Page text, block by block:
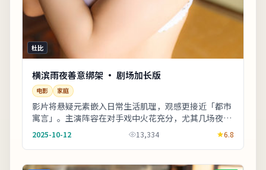
杜比
横滨雨夜善意绑架 · 剧场加长版
电影 家庭
影片将悬疑元素嵌入日常生活肌理，观感更接近「都市
寓言」。主演阵容在对手戏中火花充分，尤其几场夜戏
台词密度高、信息量大。若你对东亚都市题材感兴
2025-10-12 13,334 6.8